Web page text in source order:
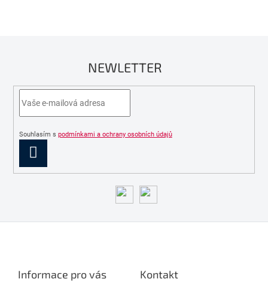
NEWLETTER
Souhlasím s podmínkami a ochrany osobních údajů
SE
Informace pro vás Kontakt